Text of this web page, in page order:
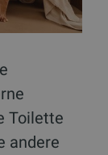
Toilette
andere